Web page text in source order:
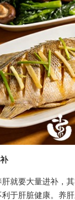
就要大量进补，
于肝脏健康。养